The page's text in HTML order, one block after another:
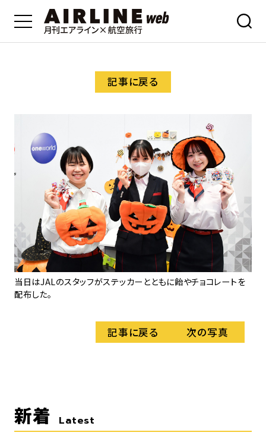
記事に戻る
当日はJALのスタッフがステッカーとともに飴やチョコレートを
配布した。
記事に戻る 次の写真
新着 Latest